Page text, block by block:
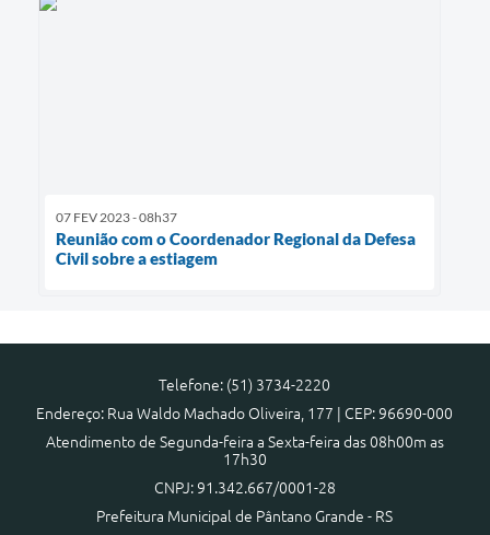
07 FEV 2023 - 08h37
Reunião com o Coordenador Regional da Defesa
Civil sobre a estiagem
Telefone: (51) 3734-2220
Endereço: Rua Waldo Machado Oliveira, 177 | CEP: 96690-000
Atendimento de Segunda-feira a Sexta-feira das 08h00m as
17h30
CNPJ: 91.342.667/0001-28
Prefeitura Municipal de Pântano Grande - RS